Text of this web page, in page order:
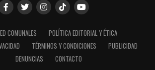
COMUNALES
POLÍTICA EDITORIAL Y ÉTICA
TÉRMINOS Y CONDICIONES
PUBLICIDAD
DENUNCIAS
CONTACTO